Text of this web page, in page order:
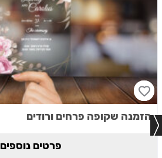
הזמנה שקופה פרחים ורודים
פרטים נוספים